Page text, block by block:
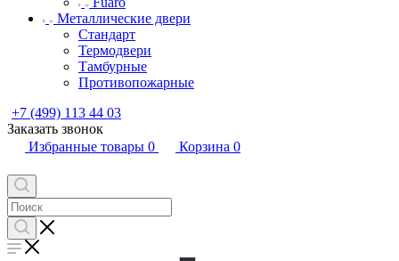
Металлические двери
Стандарт
Термодвери
Тамбурные
Противопожарные
+7 (499) 113 44 03
Заказать звонок
Избранные товары 0 Корзина 0